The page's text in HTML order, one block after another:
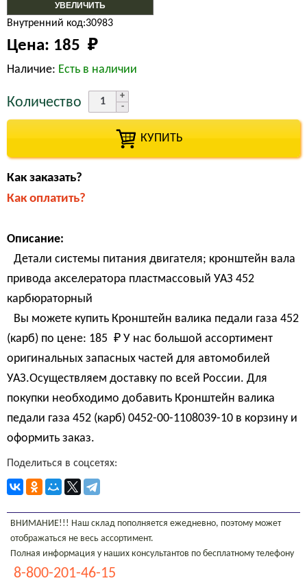
УВЕЛИЧИТЬ
Внутренний код:30983
Цена: 185 ₽
Наличие: Есть в наличии
Количество
КУПИТЬ
Как заказать?
Как оплатить?
Описание:
Детали системы питания двигателя; кронштейн вала
привода акселератора пластмассовый УАЗ 452
карбюраторный
Вы можете купить Кронштейн валика педали газа 452
(карб) по цене: 185 ₽ У нас большой ассортимент
оригинальных запасных частей для автомобилей
УАЗ.Осуществляем доставку по всей России. Для
покупки необходимо добавить Кронштейн валика
педали газа 452 (карб) 0452-00-1108039-10 в корзину и
оформить заказ.
Поделиться в соцсетях:
ВНИМАНИЕ!!! Наш склад пополняется ежедневно, поэтому может
отображаться не весь ассортимент.
Полная информация у наших консультантов по бесплатному телефону
8-800-201-46-15